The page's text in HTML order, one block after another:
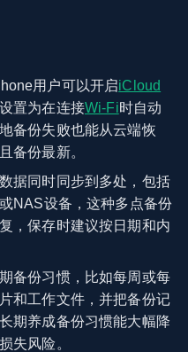
用户可以开启iCloud
置为在连接Wi‑Fi时自动
备份失败也能从云端恢
备份最新。
据同时同步到多处，包括
NAS设备，这种多点备份
，保存时建议按日期和内
备份习惯，比如每周或每
和工作文件，并把备份记
期养成备份习惯能大幅降
失风险。